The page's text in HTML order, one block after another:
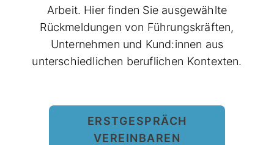
Arbeit. Hier finden Sie ausgewählte
Rückmeldungen von Führungskräften,
Unternehmen und Kund:innen aus
unterschiedlichen beruflichen Kontexten.
ERSTGESPRÄCH
VEREINBAREN